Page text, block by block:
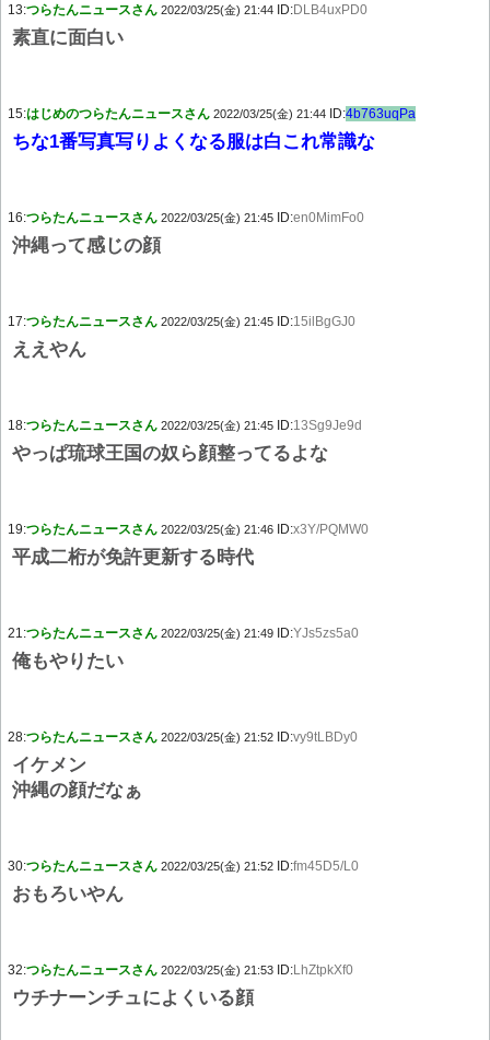
13:つらたんニュースさん 2022/03/25(金) 21:44 ID:DLB4uxPD0
素直に面白い
15:はじめのつらたんニュースさん 2022/03/25(金) 21:44 ID:4b763uqPa
ちな1番写真写りよくなる服は白これ常識な
16:つらたんニュースさん 2022/03/25(金) 21:45 ID:en0MimFo0
沖縄って感じの顔
17:つらたんニュースさん 2022/03/25(金) 21:45 ID:15ilBgGJ0
ええやん
18:つらたんニュースさん 2022/03/25(金) 21:45 ID:13Sg9Je9d
やっぱ琉球王国の奴ら顔整ってるよな
19:つらたんニュースさん 2022/03/25(金) 21:46 ID:x3Y/PQMW0
平成二桁が免許更新する時代
21:つらたんニュースさん 2022/03/25(金) 21:49 ID:YJs5zs5a0
俺もやりたい
28:つらたんニュースさん 2022/03/25(金) 21:52 ID:vy9tLBDy0
イケメン
沖縄の顔だなぁ
30:つらたんニュースさん 2022/03/25(金) 21:52 ID:fm45D5/L0
おもろいやん
32:つらたんニュースさん 2022/03/25(金) 21:53 ID:LhZtpkXf0
ウチナーンチュによくいる顔